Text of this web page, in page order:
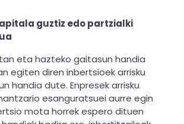
guztiz edo partzialki
eta hazteko gaitasun handia
egiten diren inbertsioek arrisku
handia dute. Enpresek arrisku
esanguratsuei aurre egin
mota horrek espero dituen